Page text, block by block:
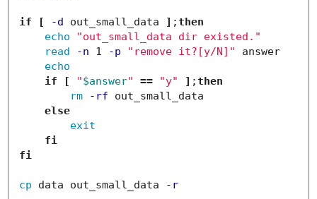
if [ -d out_small_data ] ;then
echo
"out_small_data dir existed."
read
-n 1 -p "remove it?[y/N]"
answer
echo
if
[ "$answer" == "y" ] ;then
rm
-rf out_small_data
else
exit
fi
fi
cp data out_small_data -r